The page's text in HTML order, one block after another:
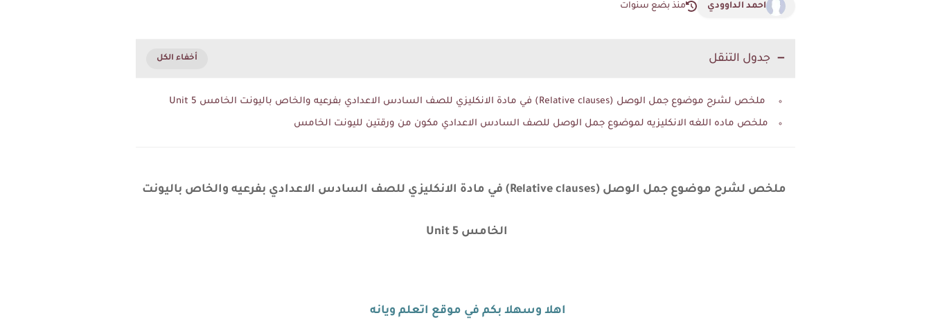
احمد الداوودي منذ بضع سنوات
جدول التنقل
ملخص لشرح موضوع جمل الوصل (Relative clauses) في مادة الانكليزي للصف السادس الاعدادي بفرعيه والخاص باليونت الخامس Unit 5
ملخص ماده اللغه الانكليزيه لموضوع جمل الوصل للصف السادس الاعدادي مكون من ورقتين لليونت الخامس
ملخص لشرح موضوع جمل الوصل (Relative clauses) في مادة الانكليزي للصف السادس الاعدادي بفرعيه والخاص باليونت
الخامس Unit 5
اهلا وسهلا بكم في موقع اتعلم ويانه